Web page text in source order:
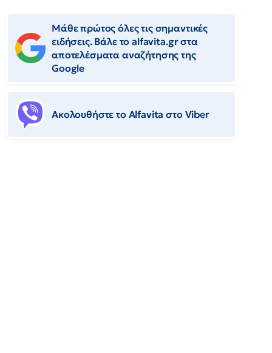
Μάθε πρώτος όλες τις σημαντικές
ειδήσεις. Βάλε το alfavita.gr στα
αποτελέσματα αναζήτησης της
Google
Ακολουθήστε το Αlfavita στο Viber